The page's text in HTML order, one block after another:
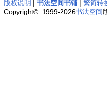
版权说明 | 书法空间书铺 | 繁简转
Copyright© 1999-2026书法空间